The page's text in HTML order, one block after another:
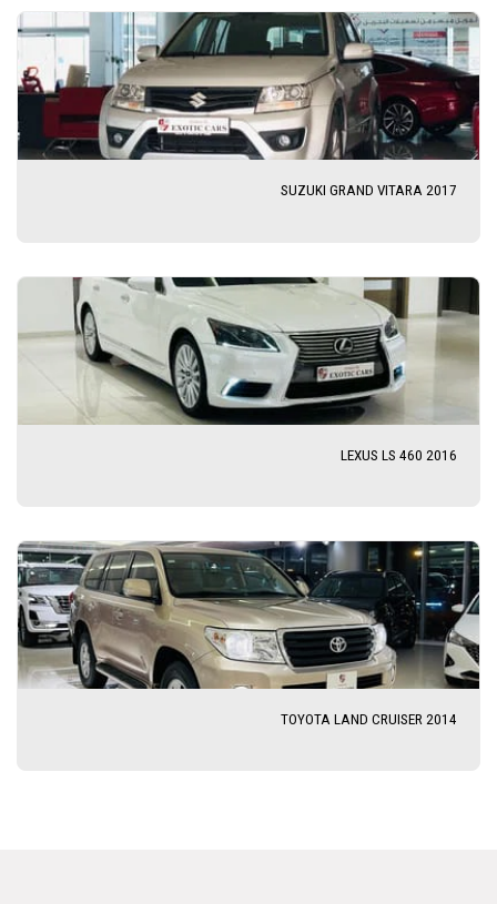
SUZUKI GRAND VITARA 2017
LEXUS LS 460 2016
TOYOTA LAND CRUISER 2014